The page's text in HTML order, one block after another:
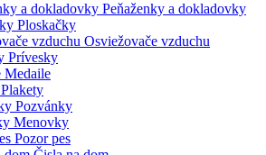
Peňaženky a dokladovky
Ploskačky
Osviežovače vzduchu
Prívesky
Medaile
Plakety
Pozvánky
Menovky
Pozor pes